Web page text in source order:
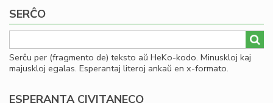
SERĈO
Serĉu per (fragmento de) teksto aŭ HeKo-kodo. Minuskloj kaj
majuskloj egalas. Esperantaj literoj ankaŭ en x-formato.
ESPERANTA CIVITANECO